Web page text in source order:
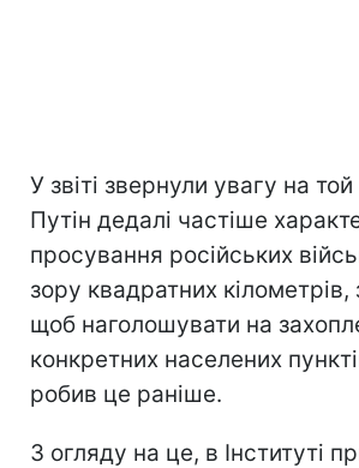
У звіті звернули увагу на
Путін дедалі частіше
просування російських
зору квадратних кілометрів,
щоб наголошувати на
конкретних населених
робив це раніше.
З огляду на це, в Інституті